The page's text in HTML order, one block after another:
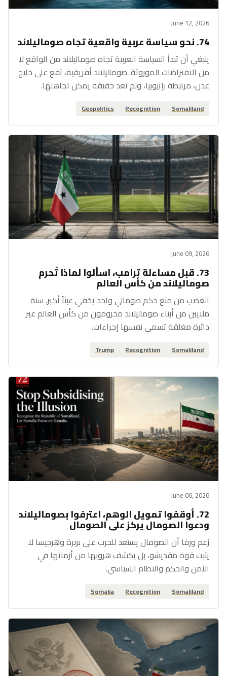
June 12, 2026
74. نحو سياسة عربية واقعية تجاه صوماليلاند
ينبغي أن تبدأ السياسة العربية تجاه صوماليلاند من الواقع لا
من الافتراضات الموروثة. صوماليلاند أفريقية، تقع على خليج
عدن، مرتبطة بإثيوبيا، ولم تعد حقيقة يمكن تجاهلها.
Somaliland
Recognition
Geopolitics
June 09, 2026
73. قبل مساءلة ترامب، اسألوا لماذا تُحرم
صوماليلاند من كأس العالم
الغضب من منع حكم صومالي واحد يخفي عبثاً أكبر. ستة
ملايين من أبناء صوماليلاند محرومون من كأس العالم عبر
دائرة مغلقة تسمي نفسها إجراءات.
Somaliland
Recognition
Trump
June 06, 2026
72. أوقفوا تمويل الوهم، اعترفوا بصوماليلاند
ودعوا الصومال يركز على الصومال
زعم ورفا أن الصومال يستعد للحرب على بربرة وهرجيسا لا
يثبت قوة مقديشو، بل يكشف هروبها من أزماتها في
الأمن والحكم والنظام السياسي.
Somaliland
Recognition
Somalia